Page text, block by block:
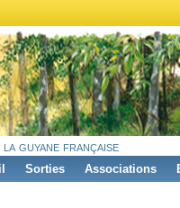
guyane française
Sorties Associations